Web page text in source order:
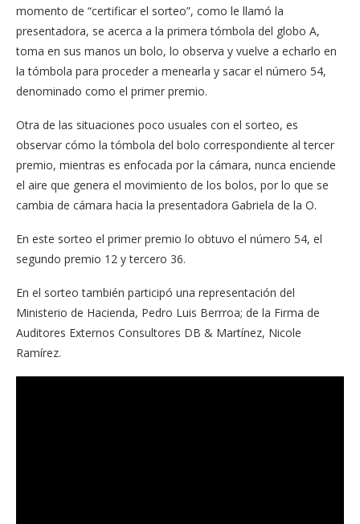
momento de “certificar el sorteo”, como le llamó la
presentadora, se acerca a la primera tómbola del globo A,
toma en sus manos un bolo, lo observa y vuelve a echarlo en
la tómbola para proceder a menearla y sacar el número 54,
denominado como el primer premio.
Otra de las situaciones poco usuales con el sorteo, es
observar cómo la tómbola del bolo correspondiente al tercer
premio, mientras es enfocada por la cámara, nunca enciende
el aire que genera el movimiento de los bolos, por lo que se
cambia de cámara hacia la presentadora Gabriela de la O.
En este sorteo el primer premio lo obtuvo el número 54, el
segundo premio 12 y tercero 36.
En el sorteo también participó una representación del
Ministerio de Hacienda, Pedro Luis Berrroa; de la Firma de
Auditores Externos Consultores DB & Martínez, Nicole
Ramírez.